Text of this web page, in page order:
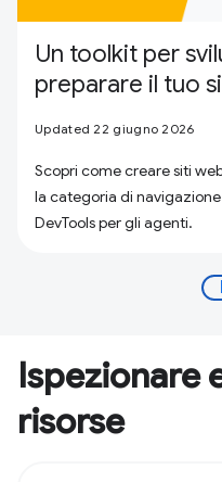
Un toolkit per
preparare il tuo
Updated 22 giugno 2026
Scopri come creare siti
la categoria di
DevTools per gli agenti.
Ispezionare
risorse